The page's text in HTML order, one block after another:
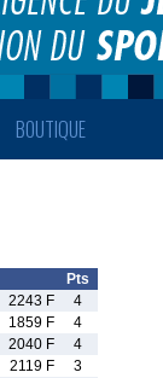
BOUTIQUE
Pts
2243 F
4
1859 F
4
2040 F
4
2119 F
3